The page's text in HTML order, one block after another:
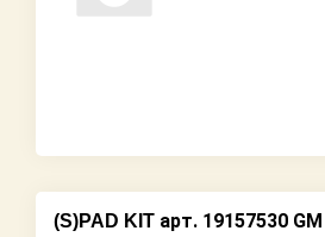
(S)PAD KIT арт. 19157530 GM